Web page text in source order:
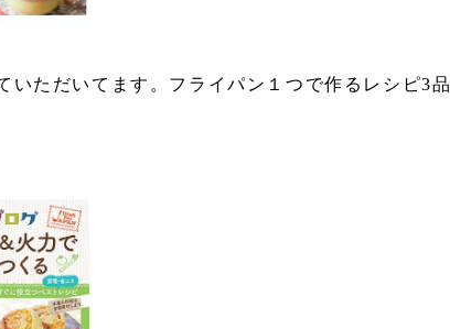
ただいてます。フライパン１つで作るレシピ3品